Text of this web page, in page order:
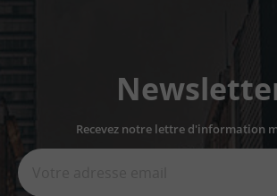
Recevez notre lettre d'information